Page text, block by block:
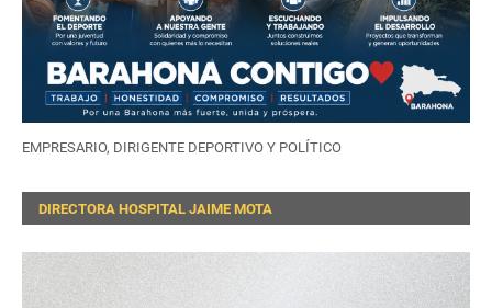
EMPRESARIO, DIRIGENTE DEPORTIVO Y POLÍTICO
DIRECTORA HOSPITAL JAIME MOTA